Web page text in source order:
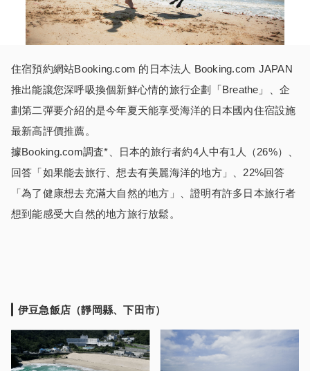
住宿預約網站Booking.com 的日本法人 Booking.com JAPAN
推出能讓您深呼吸換個新鮮心情的旅行企劃「Breathe」、企
劃第二彈要介紹的是今年夏天能享受海洋的日本國內住宿設施
最新高評價推薦。
據Booking.com調査*、日本的旅行者約4人中有1人（26%）、
回答「如果能去旅行、想去有美麗海洋的地方」、22%回答
「為了健康想去充滿大自然的地方」、證明有許多日本旅行者
想到能感受大自然的地方旅行放鬆。
伊豆急飯店（靜岡縣、下田市）